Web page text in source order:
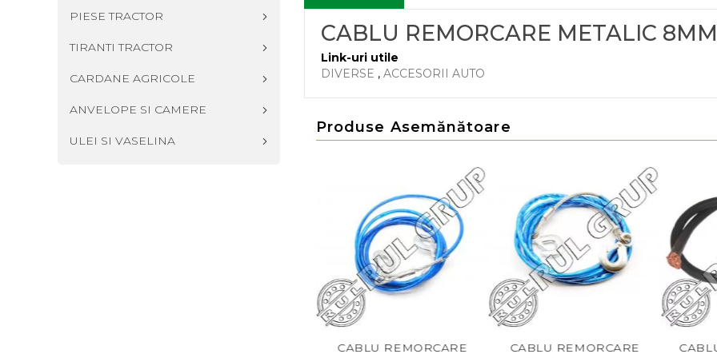
PIESE TRACTOR
TIRANTI TRACTOR
CARDANE AGRICOLE
ANVELOPE SI CAMERE
ULEI SI VASELINA
CABLU REMORCARE METALIC 8MM
Link-uri utile
DIVERSE , ACCESORII AUTO
Produse Asemănătoare
CABLU REMORCARE
CABLU REMORCARE
CABLU